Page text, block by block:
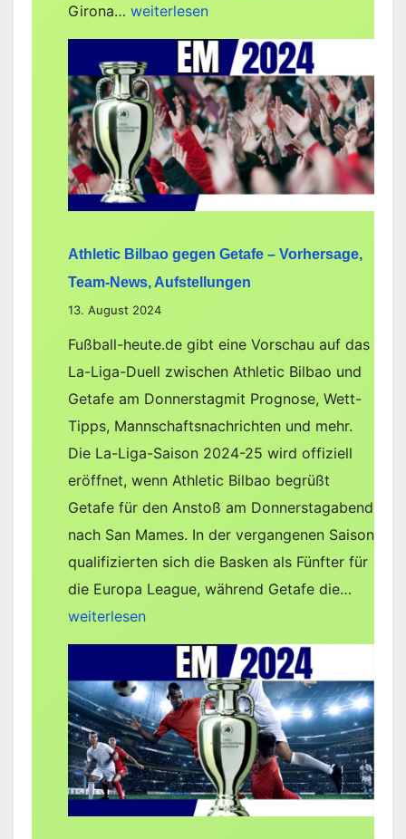
Girona… Real
Betis
gegen
Girona
Vorhersage,
Team-
News,
weiterlesen
Athletic Bilbao gegen Getafe – Vorhersage,
Team-News, Aufstellungen
13. August 2024
Fußball-heute.de gibt eine Vorschau auf das
La-Liga-Duell zwischen Athletic Bilbao und
Getafe am Donnerstagmit Prognose, Wett-
Tipps, Mannschaftsnachrichten und mehr.
Die La-Liga-Saison 2024-25 wird offiziell
eröffnet, wenn Athletic Bilbao begrüßt
Getafe für den Anstoß am Donnerstagabend
nach San Mames. In der vergangenen Saison
qualifizierten sich die Basken als Fünfter für
die Europa League, während Getafe die…
gegen
–
Team-
News,
weiterlesen